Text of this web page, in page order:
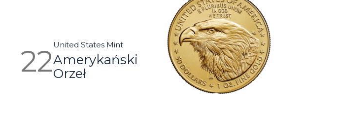
United States Mint
Amerykański
Orzeł